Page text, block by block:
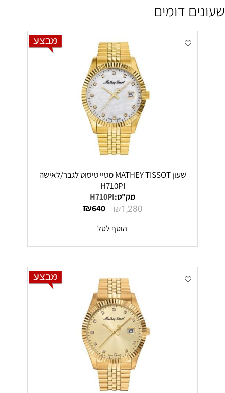
שעונים דומים
שעון MATHEY TISSOT מטיי טיסוט לגבר/לאישה
H710PI
מק"ט:H710PI
₪1,280
₪640
הוסף לסל